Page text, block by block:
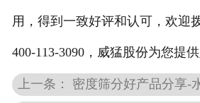
用，得到一致好评和认可，欢迎
400-113-3090，威猛股份为您提
上一条： 密度筛分好产品分享-